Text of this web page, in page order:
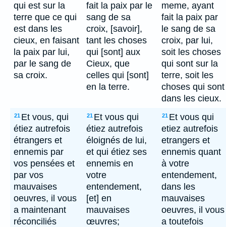
qui est sur la
terre que ce qui
est dans les
cieux, en faisant
la paix par lui,
par le sang de
sa croix.
fait la paix par le
sang de sa
croix, [savoir],
tant les choses
qui [sont] aux
Cieux, que
celles qui [sont]
en la terre.
meme, ayant
fait la paix par
le sang de sa
croix, par lui,
soit les choses
qui sont sur la
terre, soit les
choses qui sont
dans les cieux.
21 Et vous, qui
étiez autrefois
étrangers et
ennemis par
vos pensées et
par vos
mauvaises
oeuvres, il vous
a maintenant
réconciliés
21 Et vous qui
étiez autrefois
éloignés de lui,
et qui étiez ses
ennemis en
votre
entendement,
[et] en
mauvaises
œuvres;
21 Et vous qui
etiez autrefois
etrangers et
ennemis quant
à votre
entendement,
dans les
mauvaises
oeuvres, il vous
a toutefois